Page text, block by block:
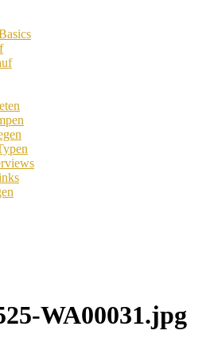
WA00031.jpg